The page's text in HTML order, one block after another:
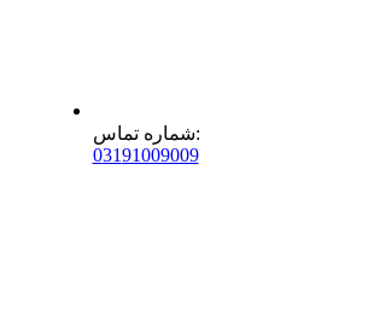
شماره تماس:
03191009009